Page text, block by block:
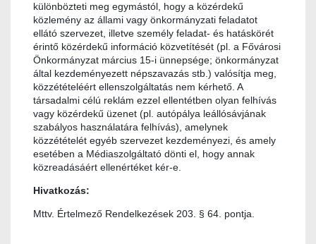
különbözteti meg egymástól, hogy a közérdekű
közlemény az állami vagy önkormányzati feladatot
ellátó szervezet, illetve személy feladat- és hatáskörét
érintő közérdekű információ közvetítését (pl. a Fővárosi
Önkormányzat március 15-i ünnepsége; önkormányzat
által kezdeményezett népszavazás stb.) valósítja meg,
közzétételéért ellenszolgáltatás nem kérhető. A
társadalmi célú reklám ezzel ellentétben olyan felhívás
vagy közérdekű üzenet (pl. autópálya leállósávjának
szabályos használatára felhívás), amelynek
közzétételét egyéb szervezet kezdeményezi, és amely
esetében a Médiaszolgáltató dönti el, hogy annak
közreadásáért ellenértéket kér-e.
Hivatkozás:
Mttv. Értelmező Rendelkezések 203. § 64. pontja.